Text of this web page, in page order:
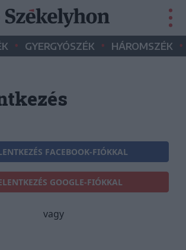
• GYERGYÓSZÉK • HÁROMSZÉK •
FACEBOOK-FIÓKKAL
GOOGLE-FIÓKKAL
vagy